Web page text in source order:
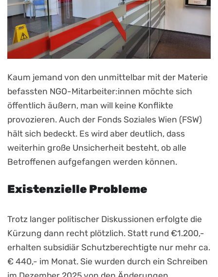
Kaum jemand von den unmittelbar mit der Materie
befassten NGO-Mitarbeiter:innen möchte sich
öffentlich äußern, man will keine Konflikte
provozieren. Auch der Fonds Soziales Wien (FSW)
hält sich bedeckt. Es wird aber deutlich, dass
weiterhin große Unsicherheit besteht, ob alle
Betroffenen aufgefangen werden können.
Existenzielle Probleme
Trotz langer politischer Diskussionen erfolgte die
Kürzung dann recht plötzlich. Statt rund €1.200,-
erhalten subsidiär Schutzberechtigte nur mehr ca.
€ 440,- im Monat. Sie wurden durch ein Schreiben